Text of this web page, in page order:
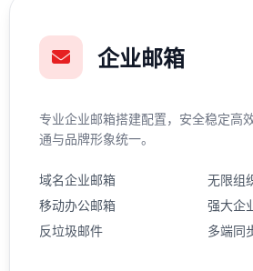
企业邮箱
专业企业邮箱搭建配置，安全稳定高
通与品牌形象统一。
域名企业邮箱
无限组
移动办公邮箱
强大企
反垃圾邮件
多端同